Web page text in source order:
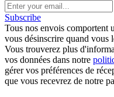
Subscribe
Tous nos envois comportent
vous désinscrire quand vous
Vous trouverez plus
vos données dans notre
gérer vos préférences de
que vous recevrez de notre